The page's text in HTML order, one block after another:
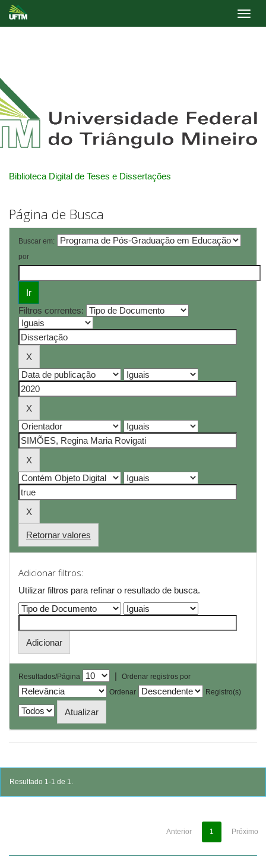
Biblioteca Digital de Teses e Dissertações
Página de Busca
Buscar em:
por
Filtros correntes:
Retornar valores
Adicionar filtros:
Utilizar filtros para refinar o resultado de busca.
Resultados/Página |
Ordenar registros por
Ordenar
Registro(s)
Resultado 1-1 de 1.
Anterior 1 Próximo